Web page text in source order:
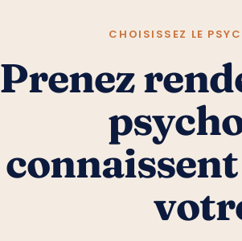
CHOISISSEZ LE
Prenez